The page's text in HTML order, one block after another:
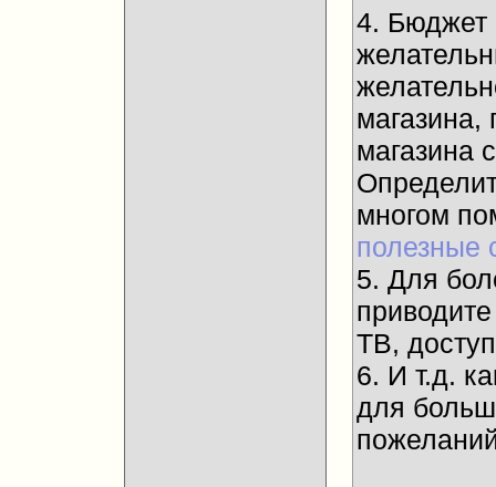
4. Бюджет
магазина,
магазина
многом
полезные
5. Для
ТВ,
6. И т.д.
для